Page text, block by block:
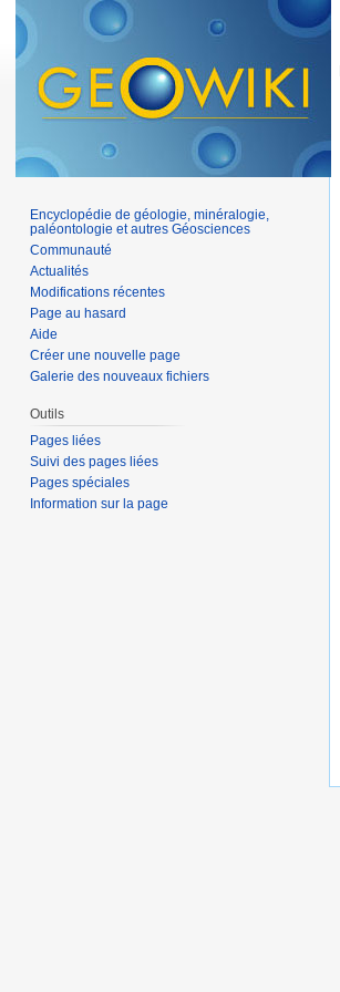
Encyclopédie de géologie, minéralogie,
paléontologie et autres Géosciences
Communauté
Actualités
Modifications récentes
Page au hasard
Aide
Créer une nouvelle page
Galerie des nouveaux fichiers
Outils
Pages liées
Suivi des pages liées
Pages spéciales
Information sur la page